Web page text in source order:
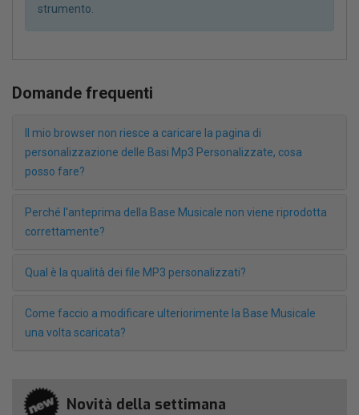
strumento.
Domande frequenti
Il mio browser non riesce a caricare la pagina di
personalizzazione delle Basi Mp3 Personalizzate, cosa
posso fare?
Perché l'anteprima della Base Musicale non viene riprodotta
correttamente?
Qual è la qualità dei file MP3 personalizzati?
Come faccio a modificare ulteriorimente la Base Musicale
una volta scaricata?
Novità della settimana